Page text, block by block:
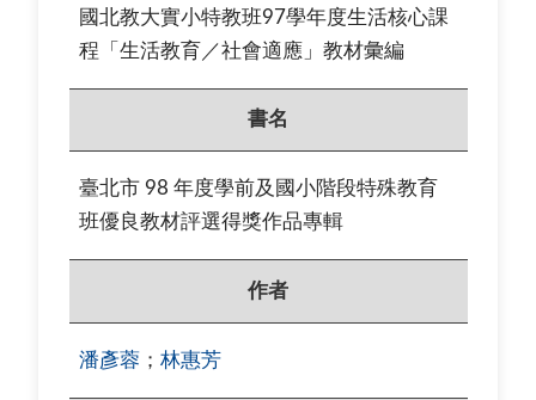
國北教大實小特教班97學年度生活核心課
程「生活教育／社會適應」教材彙編
書名
臺北市 98 年度學前及國小階段特殊教育
班優良教材評選得獎作品專輯
作者
潘彥蓉 ； 林惠芳